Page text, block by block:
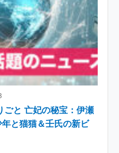
ごと 亡妃の秘宝：伊瀬
と猫猫＆壬氏の新ビ